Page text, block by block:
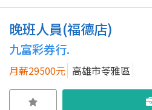
晚班人員(福德店)
九富彩券行.
月薪29500元 高雄市苓雅區